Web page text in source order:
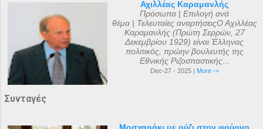
Αχιλλέας Καραμανλής
Πρόσωπα | Επιλογή ανά
θέμα | Τελευταίες αναρτήσειςΟ Αχιλλέας
Καραμανλής (Πρώτη Σερρών, 27
Δεκεμβρίου 1929) είναι Έλληνας
πολιτικός, πρώην βουλευτής της
Εθνικής Ριζοσπαστικής...
Dec-27 - 2025 | More ->
Συνταγές